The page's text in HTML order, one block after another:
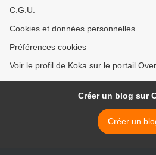
C.G.U.
Cookies et données personnelles
Préférences cookies
Voir le profil de Koka sur le portail
Créer un blog sur
Créer un